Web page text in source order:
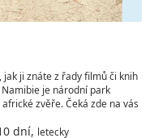
ji znáte z řady filmů či knih
je národní park
zvěře. Čeká zde na vás
dní, letecky